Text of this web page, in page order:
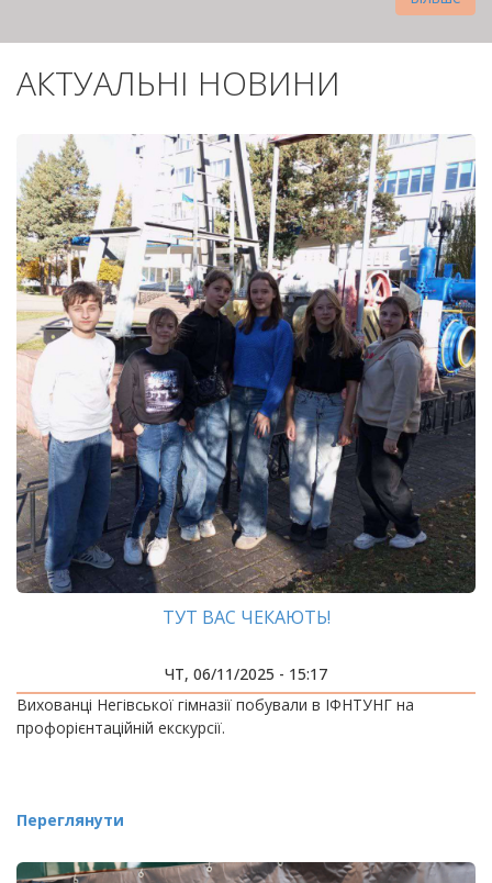
АКТУАЛЬНІ НОВИНИ
ТУТ ВАС ЧЕКАЮТЬ!
ЧТ, 06/11/2025 - 15:17
Вихованці Негівської гімназії побували в ІФНТУНГ на
профорієнтаційній екскурсії.
Переглянути